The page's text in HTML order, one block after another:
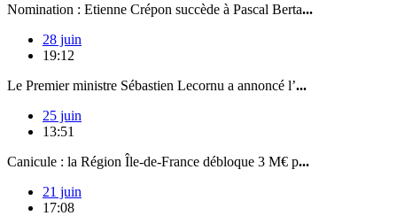
Nomination : Etienne Crépon succède à Pascal Berta...
28 juin
19:12
Le Premier ministre Sébastien Lecornu a annoncé l’...
25 juin
13:51
Canicule : la Région Île-de-France débloque 3 M€ p...
21 juin
17:08